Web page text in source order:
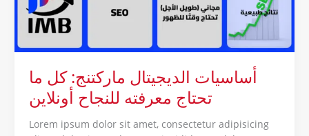
أساسيات الديجيتال ماركتنج: كل ما
تحتاج معرفته للنجاح أونلاين
Lorem ipsum dolor sit amet, consectetur adipisicing
للنجاح
أونلاين